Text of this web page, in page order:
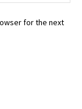
for the next